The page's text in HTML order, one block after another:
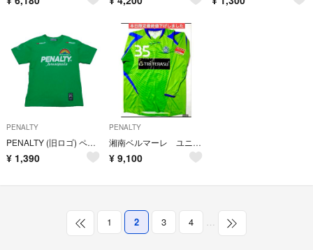
PENALTY
PENALTY (旧ロゴ) ペナルティTシャツ
¥ 1,390
PENALTY
湘南ベルマーレ ユニフォーム 選手用 長袖 超貴重‼️ 35番
¥ 9,100
1 2 3 4 …